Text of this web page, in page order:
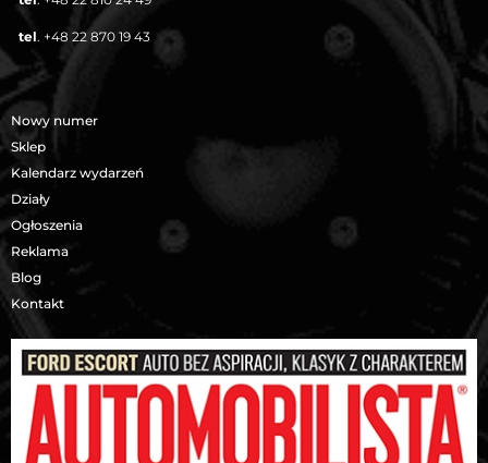
tel. +48 22 870 19 43
Nowy numer
Sklep
Kalendarz wydarzeń
Działy
Ogłoszenia
Reklama
Blog
Kontakt